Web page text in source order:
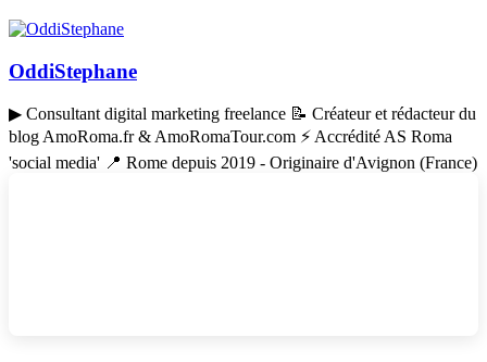
OddiStephane
▶ Consultant digital marketing freelance 📝 Créateur et rédacteur du
blog AmoRoma.fr & AmoRomaTour.com ⚡ Accrédité AS Roma
'social media' 📍 Rome depuis 2019 - Originaire d'Avignon (France)